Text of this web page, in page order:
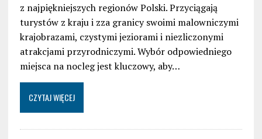
z najpiękniejszych regionów Polski. Przyciągają
turystów z kraju i zza granicy swoimi malowniczymi
krajobrazami, czystymi jeziorami i niezliczonymi
atrakcjami przyrodniczymi. Wybór odpowiedniego
miejsca na nocleg jest kluczowy, aby…
CZYTAJ WIĘCEJ